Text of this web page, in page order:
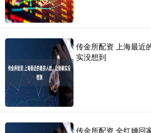
传金所配资 上海最近
实没想到
传金所配资 全红婵回